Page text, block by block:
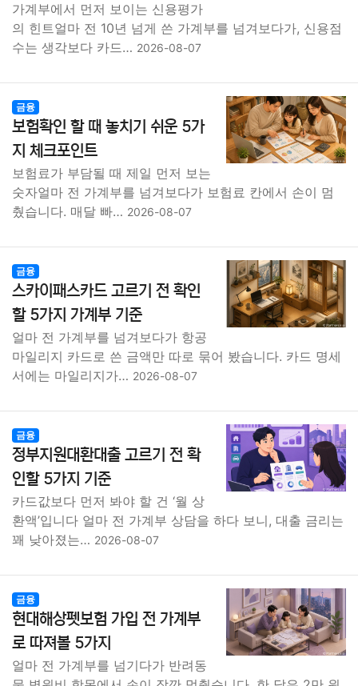
가계부에서 먼저 보이는 신용평가
의 힌트얼마 전 10년 넘게 쓴 가계부를 넘겨보다가, 신용점
수는 생각보다 카드… 2026-08-07
금융
보험확인 할 때 놓치기 쉬운 5가
지 체크포인트
보험료가 부담될 때 제일 먼저 보는
숫자얼마 전 가계부를 넘겨보다가 보험료 칸에서 손이 멈
췄습니다. 매달 빠… 2026-08-07
금융
스카이패스카드 고르기 전 확인
할 5가지 가계부 기준
얼마 전 가계부를 넘겨보다가 항공
마일리지 카드로 쓴 금액만 따로 묶어 봤습니다. 카드 명세
서에는 마일리지가… 2026-08-07
금융
정부지원대환대출 고르기 전 확
인할 5가지 기준
카드값보다 먼저 봐야 할 건 ‘월 상
환액’입니다 얼마 전 가계부 상담을 하다 보니, 대출 금리는
꽤 낮아졌는… 2026-08-07
금융
현대해상펫보험 가입 전 가계부
로 따져볼 5가지
얼마 전 가계부를 넘기다가 반려동